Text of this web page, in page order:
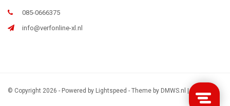
085-0666375
info@verfonline-xl.nl
© Copyright 2026 - Powered by Lightspeed - Theme by DMWS.nl |Sitemap